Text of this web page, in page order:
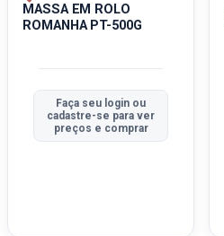
MASSA EM ROLO
ROMANHA PT-500G
Faça seu login ou
cadastre-se para ver
preços e comprar